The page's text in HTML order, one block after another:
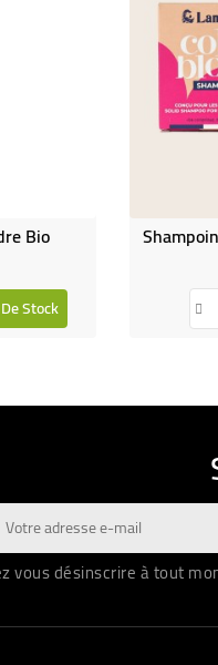
Bio
Stock
vous désinscrire à tout